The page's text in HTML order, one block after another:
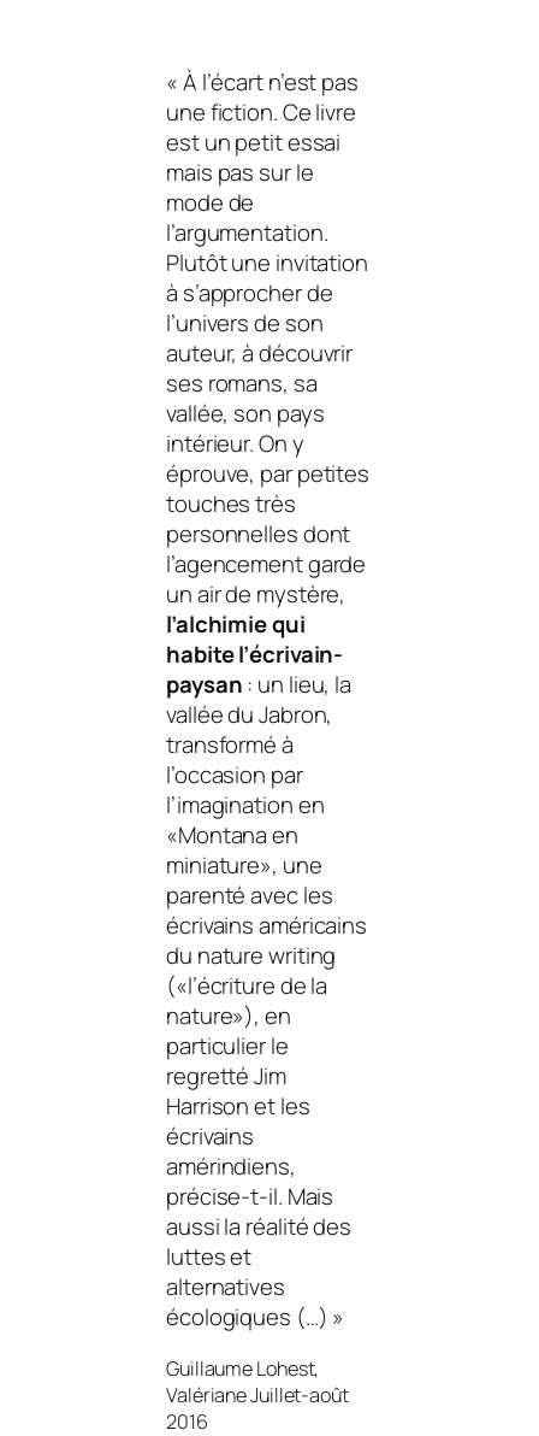
« À l’écart n’est pas
une fiction. Ce livre
est un petit essai
mais pas sur le
mode de
l’argumentation.
Plutôt une invitation
à s’approcher de
l’univers de son
auteur, à découvrir
ses romans, sa
vallée, son pays
intérieur. On y
éprouve, par petites
touches très
personnelles dont
l’agencement garde
un air de mystère,
l’alchimie qui
habite l’écrivain-
paysan : un lieu, la
vallée du Jabron,
transformé à
l’occasion par
l’imagination en
«Montana en
miniature», une
parenté avec les
écrivains américains
du naturewriting
(«l’écriture de la
nature»), en
particulier le
regretté Jim
Harrison et les
écrivains
amérindiens,
précise-t-il. Mais
aussi la réalité des
luttes et
alternatives
écologiques (…) »
Guillaume Lohest,
Valériane Juillet-août
2016